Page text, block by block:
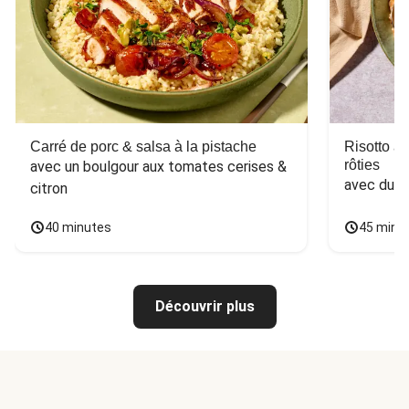
Carré de porc & salsa à la pistache
avec un boulgour aux tomates cerises &
citron
40 minutes
Risotto
rôties
avec du
45
Découvrir plus